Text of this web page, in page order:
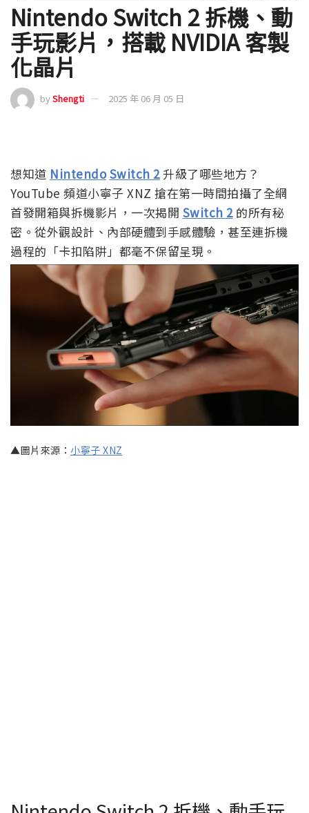
Nintendo Switch 2 拆機、動
手玩影片，搭載 NVIDIA 客製
化晶片
byShengti 2025 年 06 月 05 日
想知道 Nintendo Switch 2 升級了哪些地方？
YouTube 頻道小寧子 XNZ 搶在第一時間拍攝了全網
首發開箱與拆機影片，一次揭開 Switch 2的所有秘
密。從外觀設計、內部硬體到手感體驗，甚至連拆機
過程的「卡扣陷阱」都毫不保留呈現。
▲圖片來源： 小寧子 XNZ